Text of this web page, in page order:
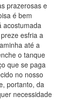
prazerosas e
é bem
acostumada
esfria a
até a
o tanque
que se paga
no nosso
portanto, da
necessidade